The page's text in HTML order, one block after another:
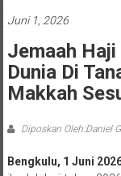
Juni 1, 2026
Jemaah
Dunia Di
Makkah
Diposkan Oleh:Daniel
Bengkulu, 1 Juni